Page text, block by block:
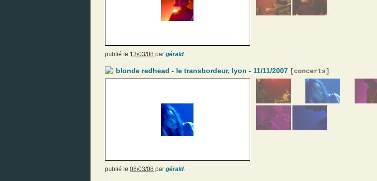
publié le 13/03/08 par gérald.
blonde redhead - le transbordeur, lyon - 11/11/2007 [concerts ]
publié le 08/03/08 par gérald.